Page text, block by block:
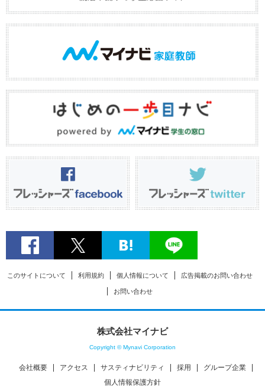
このサイトについて 利用規約 個人情報について 広告掲載のお問い合わせ
お問い合わせ
株式会社マイナビ
Copyright © Mynavi Corporation
会社概要 アクセス サスティナビリティ 採用
グループ企業
個人情報保護方針